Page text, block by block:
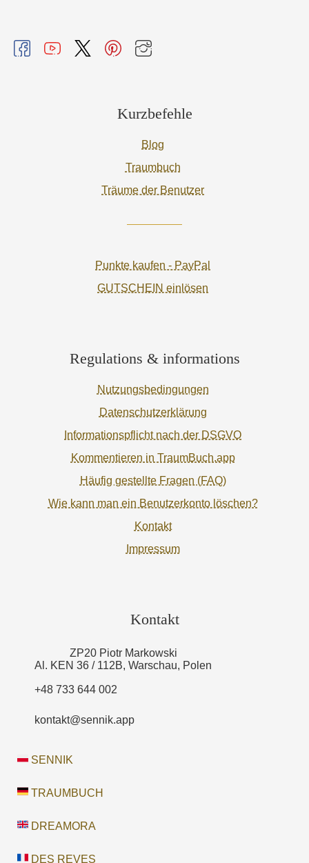
Kurzbefehle
Blog
Traumbuch
Träume der Benutzer
Punkte kaufen - PayPal
GUTSCHEIN einlösen
Regulations & informations
Nutzungsbedingungen
Datenschutzerklärung
Informationspflicht nach der DSGVO
Kommentieren in TraumBuch.app
Häufig gestellte Fragen (FAQ)
Wie kann man ein Benutzerkonto löschen?
Kontakt
Impressum
Kontakt
ZP20 Piotr Markowski
Al. KEN 36 / 112B, Warschau, Polen
+48 733 644 002
kontakt@sennik.app
SENNIK
TRAUMBUCH
DREAMORA
DES REVES